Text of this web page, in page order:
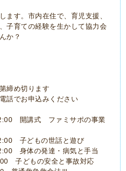
ます。市内在住で、育児支援、
子育ての経験を生かして協力会
か？
締め切ります
話でお申込みください
開講式 ファミサポの事業
子どもの世話と遊び
身体の発達・病気と手当
子どもの安全と事故対応